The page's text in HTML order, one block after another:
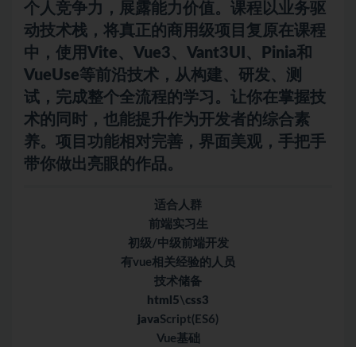
个人竞争力，展露能力价值。课程以业务驱
动技术栈，将真正的商用级项目复原在课程
中，使用Vite、Vue3、Vant3UI、Pinia和
VueUse等前沿技术，从构建、研发、测
试，完成整个全流程的学习。让你在掌握技
术的同时，也能提升作为开发者的综合素
养。项目功能相对完善，界面美观，手把手
带你做出亮眼的作品。
适合人群
前端实习生
初级/中级前端开发
有vue相关经验的人员
技术储备
html5\css3
javaScript(ES6)
Vue基础